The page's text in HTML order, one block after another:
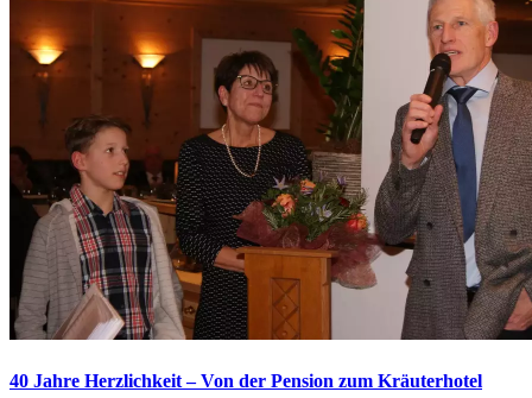
40 Jahre Herzlichkeit – Von der Pension zum Kräuterhotel